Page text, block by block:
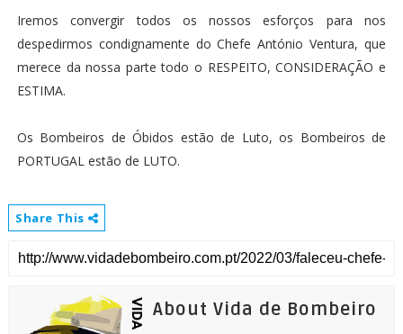
Iremos convergir todos os nossos esforços para nos
despedirmos condignamente do Chefe António Ventura, que
merece da nossa parte todo o RESPEITO, CONSIDERAÇÃO e
ESTIMA.
Os Bombeiros de Óbidos estão de Luto, os Bombeiros de
PORTUGAL estão de LUTO.
Share This
About Vida de Bombeiro